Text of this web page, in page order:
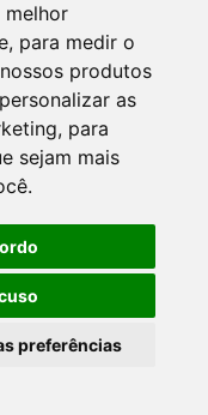
melhor
, para medir o
produtos
as
, para
sejam mais
.
preferências
Lisboa 2.650
Lisboa 3.000
Lisboa 30.290
2015
Online